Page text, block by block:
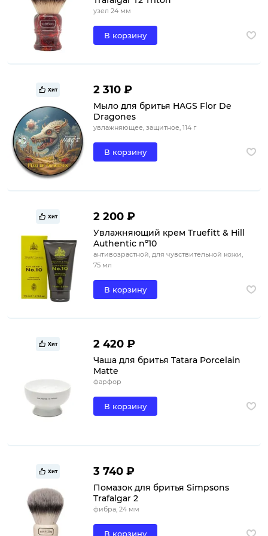
узел 24 мм
В корзину
Хит 2 310 ₽
Мыло для бритья HAGS Flor De
Dragones
увлажняющее, защитное, 114 г
В корзину
Хит 2 200 ₽
Увлажняющий крем Truefitt & Hill
Authentic nº10
антивозрастной, для чувствительной кожи,
75 мл
В корзину
Хит 2 420 ₽
Чаша для бритья Tatara Porcelain
Matte
фарфор
В корзину
Хит 3 740 ₽
Помазок для бритья Simpsons
Trafalgar 2
фибра, 24 мм
В корзину